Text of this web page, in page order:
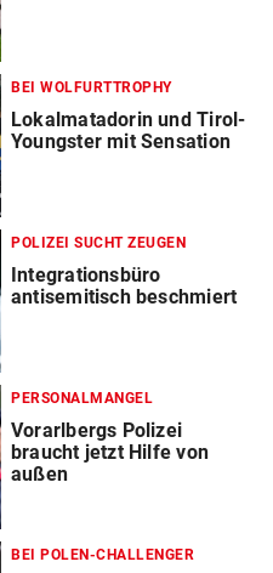
BEI WOLFURTTROPHY
Lokalmatadorin und Tirol-
Youngster mit Sensation
POLIZEI SUCHT ZEUGEN
Integrationsbüro
antisemitisch beschmiert
PERSONALMANGEL
Vorarlbergs Polizei
braucht jetzt Hilfe von
außen
BEI POLEN-CHALLENGER